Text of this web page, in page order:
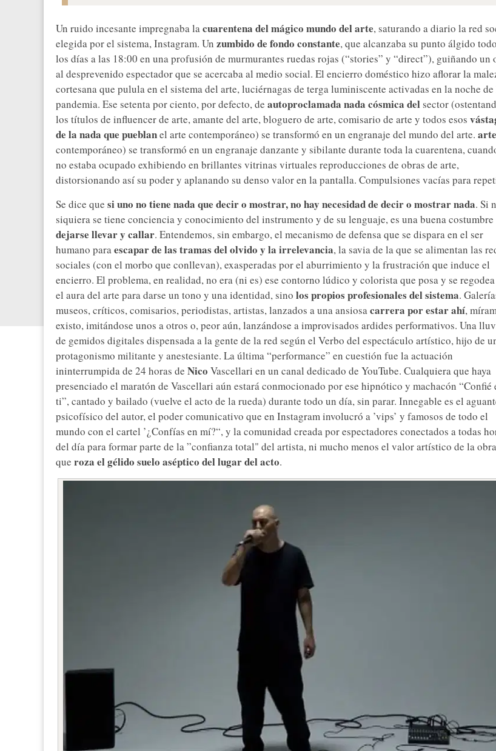
Un ruido incesante impregnaba lacuarentena del mágico mundo del arte, saturando a diario la red
elegida por el sistema, Instagram. Un zumbido de fondo constante, que alcanzaba su punto álgido
los días a las 18:00 en una profusión de murmurantes ruedas rojas (“stories” y “direct”), guiñando un
al desprevenido espectador que se acercaba al medio social. El encierro doméstico hizo aflorar la
cortesana que pulula en el sistema del arte, luciérnagas de terga luminiscente activadas en la noche
pandemia. Ese setenta por ciento, por defecto, de autoproclamada nada cósmica del sector
los títulos de influencer de arte, amante del arte, bloguero de arte, comisario de arte y todos esos
de la nada que pueblanel arte contemporáneo) se transformó en un engranaje del mundo del arte. arte
contemporáneo) se transformó en un engranaje danzante y sibilante durante toda la cuarentena,
no estaba ocupado exhibiendo en brillantes vitrinas virtuales reproducciones de obras de arte,
distorsionando así su poder y aplanando su denso valor en la pantalla. Compulsiones vacías para
Se dice que si uno no tiene nada que decir o mostrar, no hay necesidad de decir o mostrar nada. Si
siquiera se tiene conciencia y conocimiento del instrumento y de su lenguaje, es una buena costumbre
dejarse llevar y callar. Entendemos, sin embargo, el mecanismo de defensa que se dispara en el ser
humano paraescapar de las tramas del olvido y la irrelevancia, la savia de la que se alimentan las
sociales (con el morbo que conllevan), exasperadas por el aburrimiento y la frustración que induce el
encierro. El problema, en realidad, no era (ni es) ese contorno lúdico y colorista que posa y se
el aura del arte para darse un tono y una identidad, sino los propios profesionales del sistema.
museos, críticos, comisarios, periodistas, artistas, lanzados a una ansiosacarrera por estar ahí,
existo, imitándose unos a otros o, peor aún, lanzándose a improvisados ardides performativos. Una
de gemidos digitales dispensada a la gente de la red según el Verbo del espectáculo artístico, hijo de
protagonismo militante y anestesiante. La última “performance” en cuestión fue la actuación
ininterrumpida de 24 horas de Nico Vascellari en un canal dedicado de YouTube. Cualquiera que haya
presenciado el maratón de Vascellari aún estará conmocionado por ese hipnótico y machacón “Confié
ti”, cantado y bailado (vuelve el acto de la rueda) durante todo un día, sin parar. Innegable es el
psicofísico del autor, el poder comunicativo que en Instagram involucró a ’vips’ y famosos de todo el
mundo con el cartel ’¿Confías en mí?“, y la comunidad creada por espectadores conectados a todas
del día para formar parte de la ”confianza total" del artista, ni mucho menos el valor artístico de la obra
que roza el gélido suelo aséptico del lugar del acto.